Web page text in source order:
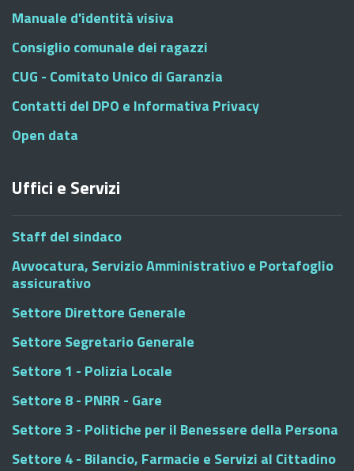
Manuale d'identità visiva
Consiglio comunale dei ragazzi
CUG - Comitato Unico di Garanzia
Contatti del DPO e Informativa Privacy
Open data
Uffici e Servizi
Staff del sindaco
Avvocatura, Servizio Amministrativo e Portafoglio
assicurativo
Settore Direttore Generale
Settore Segretario Generale
Settore 1 - Polizia Locale
Settore 8 - PNRR - Gare
Settore 3 - Politiche per il Benessere della Persona
Settore 4 - Bilancio, Farmacie e Servizi al Cittadino